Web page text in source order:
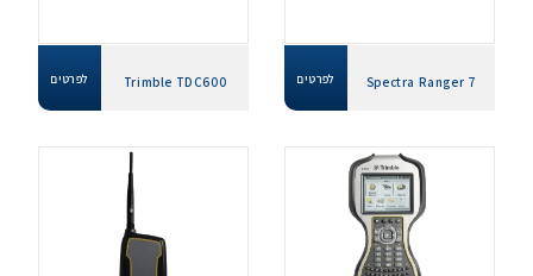
Spectra Ranger 7 לפרטים Trimble TDC600 לפרטים